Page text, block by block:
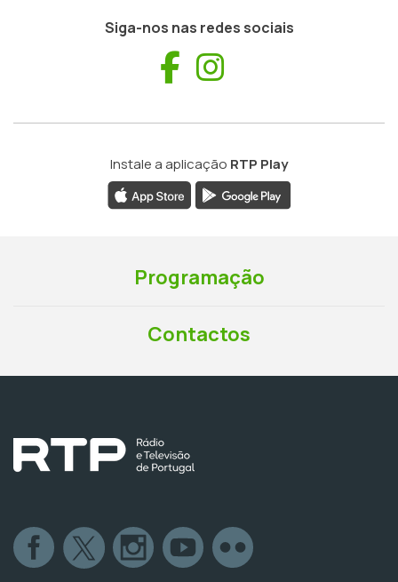
Siga-nos nas redes sociais
Facebook
Instale a aplicação RTP Play
Programação
Contactos